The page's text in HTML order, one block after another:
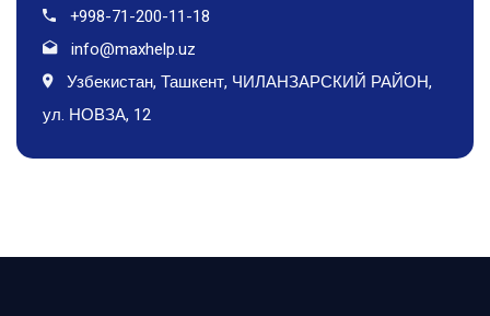
+998-71-200-11-18
info@maxhelp.uz
Узбекистан, Ташкент, ЧИЛАНЗАРСКИЙ РАЙОН,
ул. НОВЗА, 12